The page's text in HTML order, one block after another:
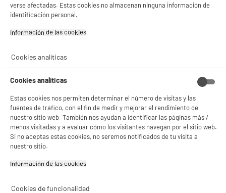
- ofrecer publicidad y comunicaciones personalizadas
- facilitar el intercambio de contenido en las redes sociales
Consulta la política de cookies.
estadísticas anónimas basadas en tu navegación. Puedes oponerte a su uso
Gestionar cookies
verse afectadas. Estas cookies no almacenan ninguna información de
identificación personal.
Información de las cookies‎
Cookies analíticas
Cookies analíticas
Estas cookies nos permiten determinar el número de visitas y las
fuentes de tráfico, con el fin de medir y mejorar el rendimiento de
nuestro sitio web. También nos ayudan a identificar las páginas más /
menos visitadas y a evaluar cómo los visitantes navegan por el sitio web.
Si no aceptas estas cookies, no seremos notificados de tu visita a
nuestro sitio.
Información de las cookies‎
Cookies de funcionalidad